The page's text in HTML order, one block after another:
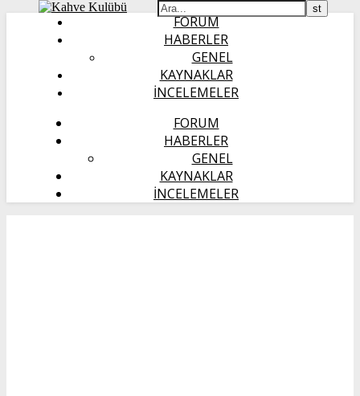
FORUM
HABERLER
GENEL
KAYNAKLAR
İNCELEMELER
FORUM
HABERLER
GENEL
KAYNAKLAR
İNCELEMELER